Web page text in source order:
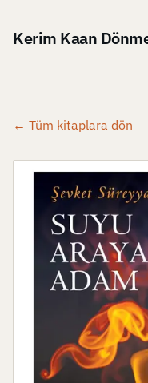
Kerim Kaan
← Tüm kitaplara dön